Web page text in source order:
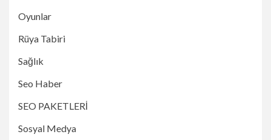
Oyunlar
Rüya Tabiri
Sağlık
Seo Haber
SEO PAKETLERİ
Sosyal Medya